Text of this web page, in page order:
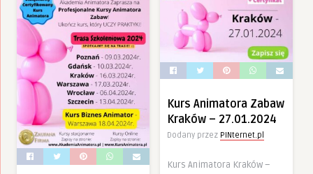
Kurs Animatora Zabaw
Kraków – 27.01.2024
Dodany przez PINternet.pl
Kurs Animatora Kraków –